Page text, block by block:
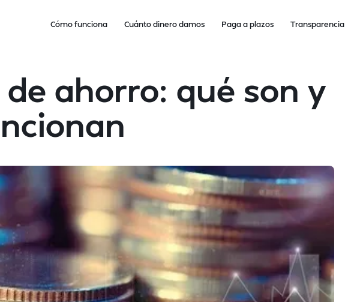
Cómo funciona Cuánto dinero damos Paga a plazos Transparencia
ahorro: qué son y